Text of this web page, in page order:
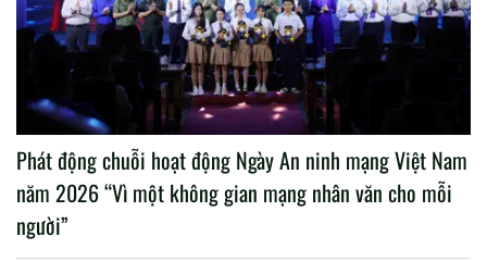
Phát động chuỗi hoạt động Ngày An ninh mạng Việt Nam
năm 2026 “Vì một không gian mạng nhân văn cho mỗi
người”